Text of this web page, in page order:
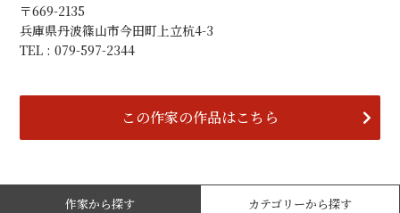
〒669-2135
兵庫県丹波篠山市今田町上立杭4-3
TEL : 079-597-2344
この作家の作品はこちら
作家から探す カテゴリーから探す